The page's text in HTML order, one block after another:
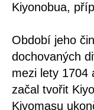
Kiyonobua,
Období jeho
dochovaných
mezi lety 1704
začal tvořit
Kiyomasu